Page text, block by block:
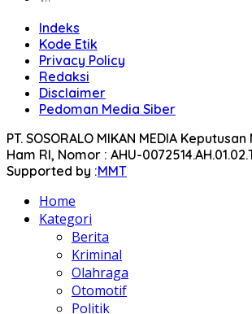
Indeks
Kode Etik
Privacy Policy
Redaksi
Disclaimer
Pedoman Media Siber
PT. SOSORALO MIKAN MEDIA
Ham RI, Nomor : AHU-
Supported by :MMT
Home
Kategori
Berita
Kriminal
Olahraga
Otomotif
Politik